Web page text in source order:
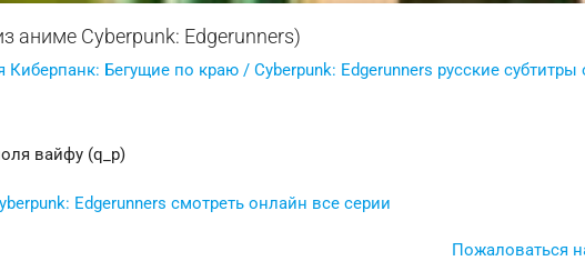
аниме Cyberpunk: Edgerunners)
Киберпанк: Бегущие по краю / Cyberpunk: Edgerunners русские субтитры
вайфу (q_p)
Edgerunners смотреть онлайн все серии
Пожаловаться